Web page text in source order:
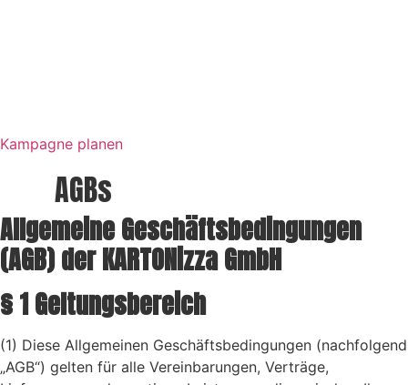
Kampagne planen
AGBs
Allgemeine Geschäftsbedingungen
(AGB) der KARTONizza GmbH
§ 1 Geltungsbereich
(1) Diese Allgemeinen Geschäftsbedingungen (nachfolgend
„AGB“) gelten für alle Vereinbarungen, Verträge,